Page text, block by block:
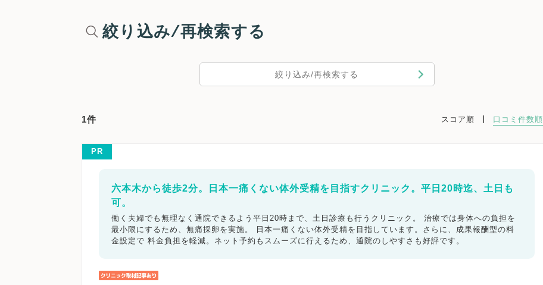
絞り込み/再検索する
絞り込み/再検索する
1件 スコア順 口コミ件数順
PR
六本木から徒歩2分。日本一痛くない体外受精を目指すクリニック。平日20時迄、土日も
可。
働く夫婦でも無理なく通院できるよう平日20時まで、土日診療も行うクリニック。 治療では身体への負担を
最小限にするため、無痛採卵を実施。 日本一痛くない体外受精を目指しています。さらに、成果報酬型の料
金設定で 料金負担を軽減。ネット予約もスムーズに行えるため、通院のしやすさも好評です。